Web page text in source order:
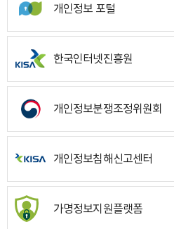
개인정보 포털
한국인터넷진흥원
개인정보분쟁조정위원회
개인정보침해신고센터
가명정보지원플랫폼